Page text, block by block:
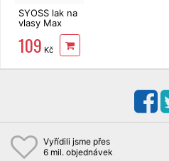
SYOSS lak na
vlasy Max
Hold 300 ml
109 Kč
Vyřídili jsme přes
6 mil. objednávek